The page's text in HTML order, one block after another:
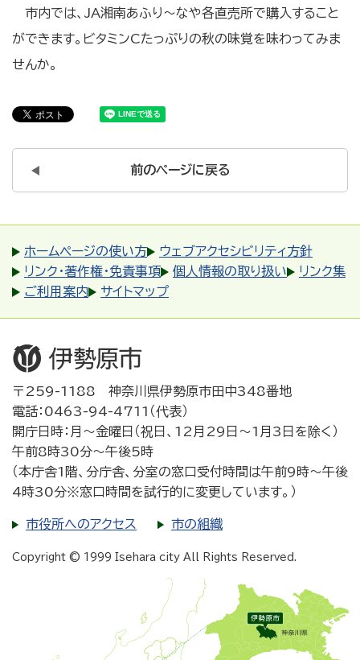
市内では、JA湘南あふり～なや各直売所で購入すること
ができます。ビタミンCたっぷりの秋の味覚を味わってみま
せんか。
前のページに戻る
ホームページの使い方
ウェブアクセシビリティ方針
リンク・著作権・免責事項
個人情報の取り扱い
リンク集
ご利用案内
サイトマップ
〒259-1188 神奈川県伊勢原市田中348番地
電話：0463-94-4711（代表）
開庁日時：月～金曜日（祝日、12月29日～1月3日を除く）
午前8時30分～午後5時
（本庁舎1階、分庁舎、分室の窓口受付時間は午前9時～午後
4時30分※窓口時間を試行的に変更しています。）
市役所へのアクセス 市の組織
Copyright © 1999 Isehara city All Rights Reserved.